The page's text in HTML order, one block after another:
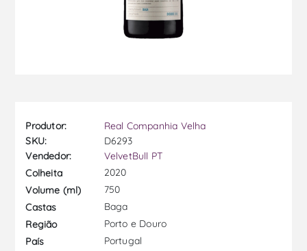
Produtor:
Real Companhia Velha
SKU:
D6293
Vendedor:
VelvetBull PT
Colheita
2020
Volume (ml)
750
Castas
Baga
Região
Porto e Douro
País
Portugal